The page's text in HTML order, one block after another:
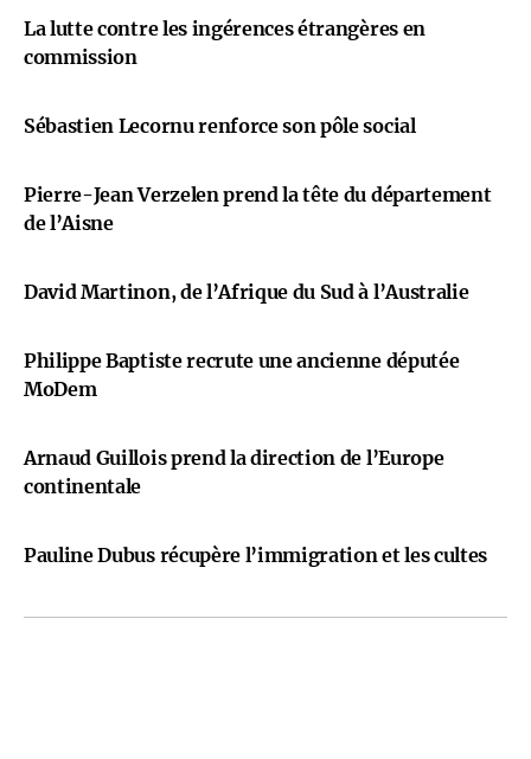
La lutte contre les ingérences étrangères en
commission
Sébastien Lecornu renforce son pôle social
Pierre-Jean Verzelen prend la tête du département
de l’Aisne
David Martinon, de l’Afrique du Sud à l’Australie
Philippe Baptiste recrute une ancienne députée
MoDem
Arnaud Guillois prend la direction de l’Europe
continentale
Pauline Dubus récupère l’immigration et les cultes